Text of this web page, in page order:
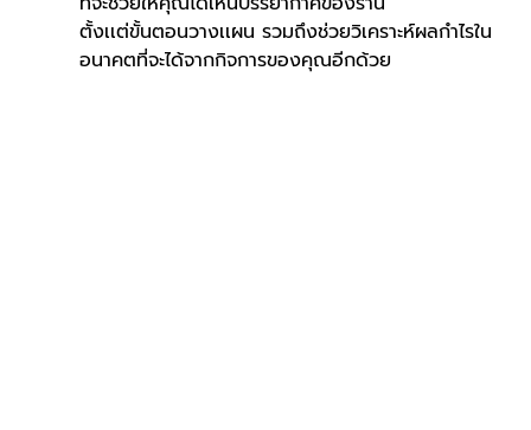
ตั้งเเต่ขั้นตอนวางเเผน รวมถึงช่วยวิเคราะห์ผลกำไรใน
อนาคตที่จะได้จากกิจการของคุณอีกด้วย